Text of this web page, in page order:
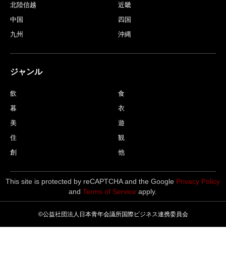
北陸信越
近畿
中国
四国
九州
沖縄
ジャンル
飲
食
暮
衣
美
遊
住
観
創
他
This site is protected by reCAPTCHA and the Google Privacy Policy
andTerms of Service apply.
©公益社団法人日本青年会議所国際ビジネス連携委員会